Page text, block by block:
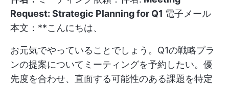
Request: Strategic Planning for Q1 電子メール
本文：**こんにちは、
お元気でやっていることでしょう。Q1の戦略プラ
ンの提案についてミーティングを予約したい。優
先度を合わせ、直面する可能性のある課題を特定